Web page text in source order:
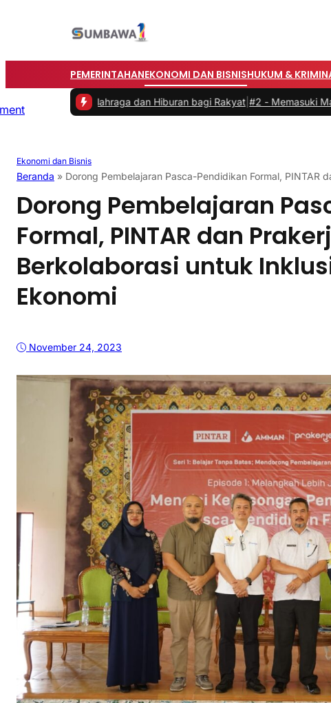
PEMERINTAHANEKONOMI DAN BISNISHUKUM &
Olahraga dan Hiburan bagi Rakyat|#2 -Memasuki Malam Kedua
Ekonomi dan Bisnis
Beranda » Dorong Pembelajaran Pasca-Pendidikan Formal, PINTAR
Dorong Pembelajaran
Formal, PINTAR dan
Berkolaborasi untuk
Ekonomi
November 24, 2023